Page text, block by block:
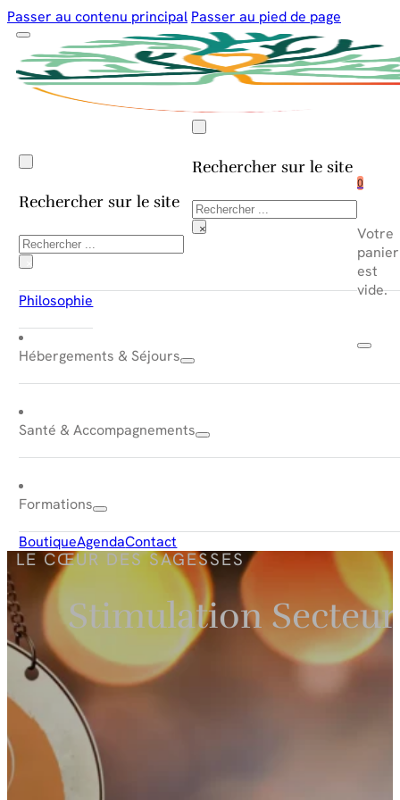
Passer au contenu principal Passer au pied de page
Rechercher sur le site
Rechercher
×
0
Votre
panier
est
vide.
Rechercher sur le site
Rechercher
×
Philosophie
Hébergements & Séjours
Santé & Accompagnements
Formations
BoutiqueAgendaContact
LE CŒUR DES SAGESSES
Stimulation